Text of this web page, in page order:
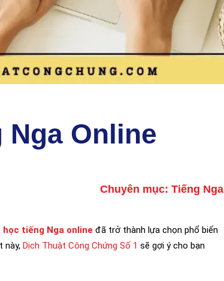
Nga Online
Chuyên mục: Tiếng Nga
học tiếng Nga online đã trở thành lựa chọn phổ biến
này, Dịch Thuật Công Chứng Số 1 sẽ gợi ý cho bạn